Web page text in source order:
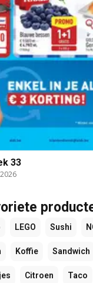
33
LEGO Sushi
Koffie Sandwich
Citroen Taco